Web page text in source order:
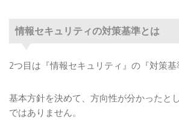
情報セキュリティの対策基準とは
2つ目は『情報セキュリティ』の『対策基
基本方針を決めて、方向性が分かったと
ではありません。